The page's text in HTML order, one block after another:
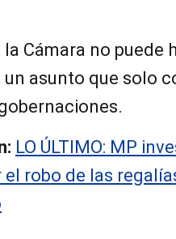
Cámara no puede
un asunto que solo
LO ÚLTIMO: MP
robo de las